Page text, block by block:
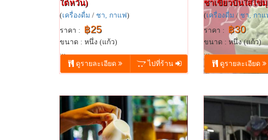
ใต้หวัน)
(เครื่องดื่ม / ชา, กาแฟ)
ราคา : ฿25
ขนาด : หนึ่ง (แก้ว)
...
ดูรายละเอียด
ไปที่ร้าน
ชาเขียวปั่นใส่ไข่
(เครื่องดื่ม / ชา, กาแ
ราคา : ฿30
ขนาด : หนึ่ง (แก้ว)
...
ดูรายละเอียด